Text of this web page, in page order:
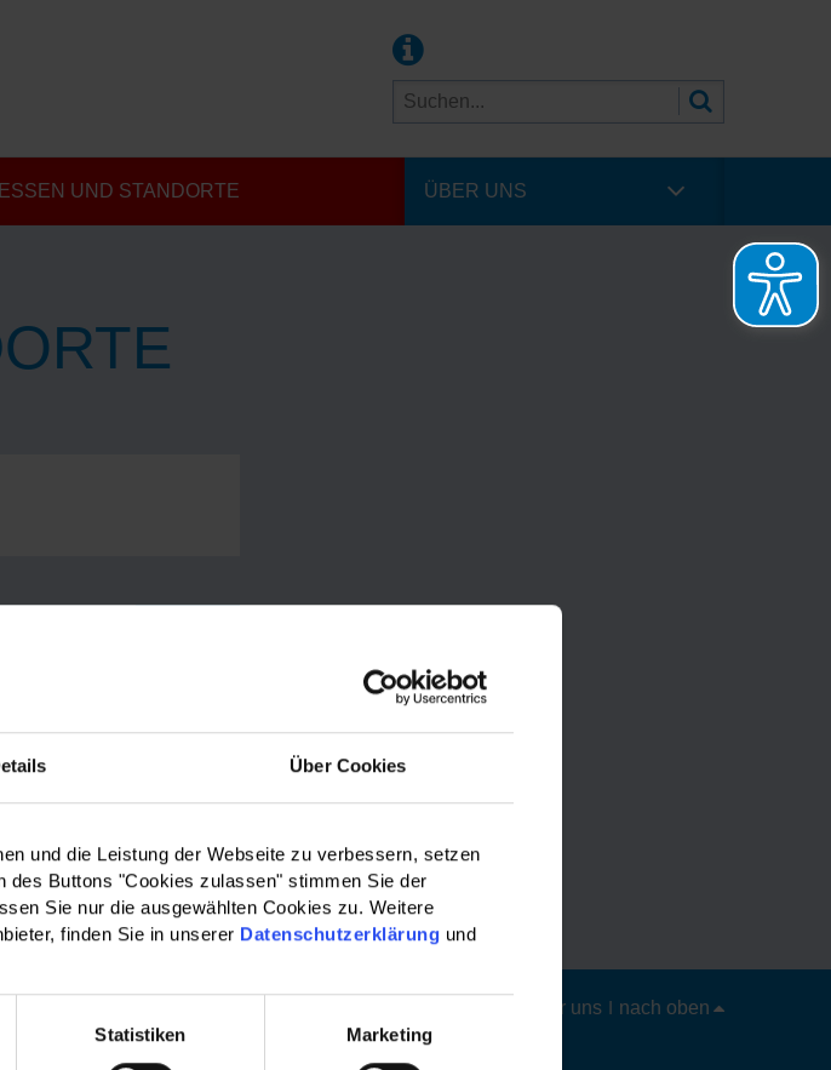
Über Cookies
und die Leistung der Webseite zu verbessern, setzen
Buttons "Cookies zulassen" stimmen Sie der
Sie nur die ausgewählten Cookies zu. Weitere
finden Sie in unserer Datenschutzerklärung und
Statistiken Marketing
UND STANDORTE ÜBER UNS
Über uns | nach oben